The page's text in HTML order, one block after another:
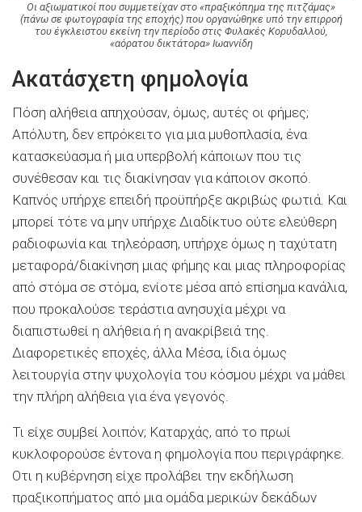
Οι αξιωματικοί που συμμετείχαν στο «πραξικόπημα της πιτζάμας»
(πάνω σε φωτογραφία της εποχής) που οργανώθηκε υπό την επιρροή
του έγκλειστου εκείνη την περίοδο στις Φυλακές Κορυδαλλού,
«αόρατου δικτάτορα» Ιωαννίδη
Ακατάσχετη φημολογία
Πόση αλήθεια απηχούσαν, όμως, αυτές οι φήμες;
Απόλυτη, δεν επρόκειτο για μια μυθοπλασία, ένα
κατασκεύασμα ή μια υπερβολή κάποιων που τις
συνέθεσαν και τις διακίνησαν για κάποιον σκοπό.
Καπνός υπήρχε επειδή προϋπήρξε ακριβώς φωτιά. Και
μπορεί τότε να μην υπήρχε Διαδίκτυο ούτε ελεύθερη
ραδιοφωνία και τηλεόραση, υπήρχε όμως η ταχύτατη
μεταφορά/διακίνηση μιας φήμης και μιας πληροφορίας
από στόμα σε στόμα, ενίοτε μέσα από επίσημα κανάλια,
που προκαλούσε τεράστια ανησυχία μέχρι να
διαπιστωθεί η αλήθεια ή η ανακρίβειά της.
Διαφορετικές εποχές, άλλα Μέσα, ίδια όμως
λειτουργία στην ψυχολογία του κόσμου μέχρι να μάθει
την πλήρη αλήθεια για ένα γεγονός.
Τι είχε συμβεί λοιπόν; Καταρχάς, από το πρωί
κυκλοφορούσε έντονα η φημολογία που περιγράφηκε.
Οτι η κυβέρνηση είχε προλάβει την εκδήλωση
πραξικοπήματος από μια ομάδα μερικών δεκάδων